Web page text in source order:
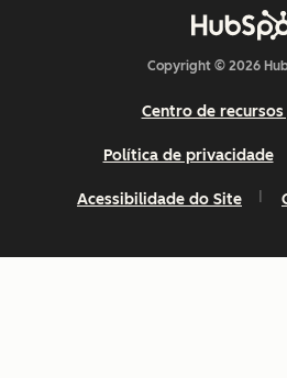
Copyright © 2026
Centro de
Política de privacidade
Acessibilidade do Site